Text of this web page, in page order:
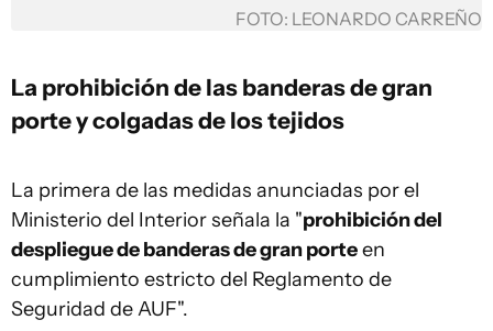
FOTO: LEONARDO CARREÑO
La prohibición de las banderas de gran
porte y colgadas de los tejidos
La primera de las medidas anunciadas por el
Ministerio del Interior señala la "prohibición del
despliegue de banderas de gran porteen
cumplimiento estricto del Reglamento de
Seguridad de AUF".